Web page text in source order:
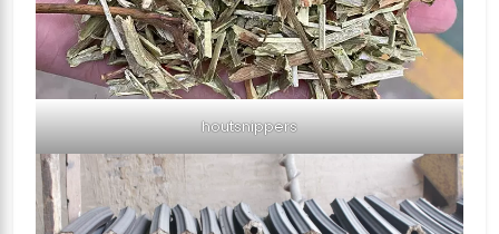
houtsnippers